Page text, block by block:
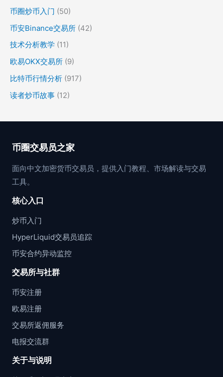
币圈炒币入门 (50)
币安Binance交易所 (42)
技术分析教学 (11)
欧易OKX交易所 (9)
比特币行情分析 (917)
读者炒币故事 (12)
币圈交易员之家
面向中文加密货币交易员，提供入门教程、市场解读与交易
工具。
核心入口
炒币入门
HyperLiquid交易员追踪
币安合约异动监控
交易所与社群
币安注册
欧易注册
交易所返佣服务
电报交流群
关于与说明